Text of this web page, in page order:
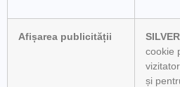
Afișarea publicității
cookie
și